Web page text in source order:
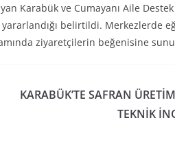
Karabük ve Cumayanı Aile
belirtildi. Merkezlerde
ziyaretçilerin beğenisine
KARABÜK’TE SAFRAN
TEKNİK